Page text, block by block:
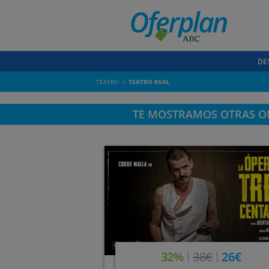
TEATRO TEATRO REAL
TE MOSTRAMOS OTRAS
32% 38€ 26€